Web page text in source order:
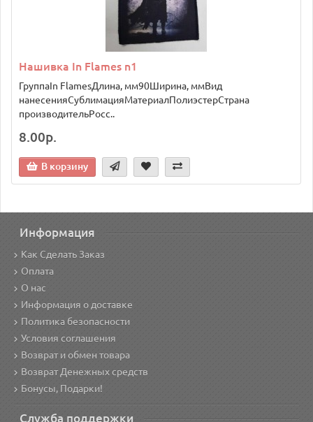
Нашивка In Flames n1
ГруппаIn FlamesДлина, мм90Ширина, ммВид
нанесенияСублимацияМатериалПолиэстерСтрана
производительРосс..
8.00р.
В корзину
Информация
Как Сделать Заказ
Оплата
О нас
Информация о доставке
Политика безопасности
Условия соглашения
Возврат и обмен товара
Возврат Денежных средств
Бонусы, Подарки!
Служба поддержки